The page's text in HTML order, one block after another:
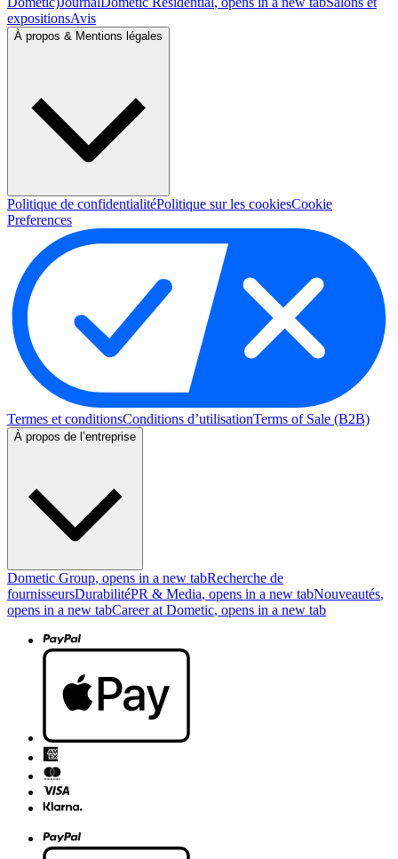
expositionsAvis
À propos & Mentions légales
Politique de confidentialitéPolitique sur les cookiesCookie
Preferences
Termes et conditionsConditions d’utilisationTerms of Sale (B2B)
À propos de l’entreprise
Dometic Group, opens in a new tabRecherche de
fournisseursDurabilitéPR & Media, opens in a new tabNouveautés,
opens in a new tabCareer at Dometic, opens in a new tab